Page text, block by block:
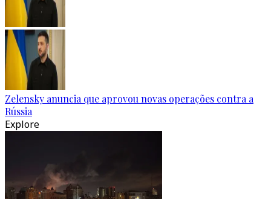
Zelensky anuncia que aprovou novas operações contra a
Rússia
Explore